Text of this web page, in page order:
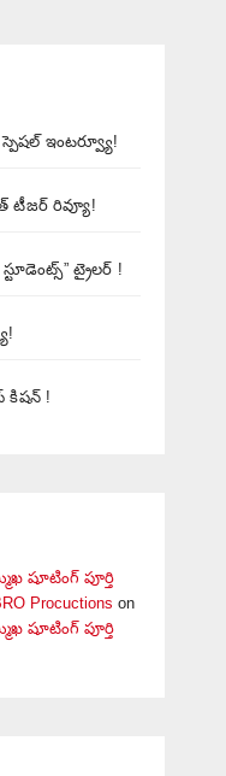
ఇంటర్వ్యూ!
టీజర్ రివ్యూ!
ట్రైలర్ !
కిషన్ !
షూటింగ్ పూర్తి
Procuctions on
షూటింగ్ పూర్తి